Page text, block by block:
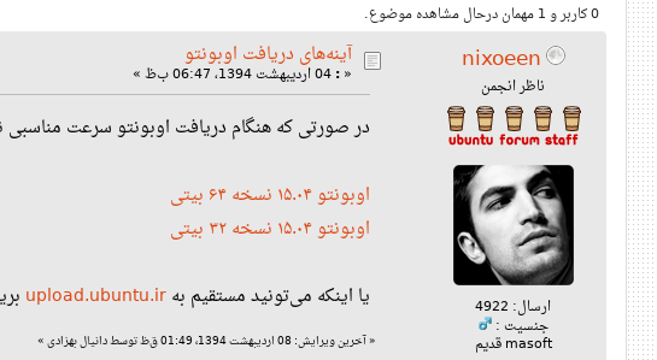
0 کاربر و 1 مهمان درحال مشاهده موضوع.
nixoeen
ناظر انجمن
ارسال: 4922
جنسیت :
masoft قدیم
آینه‌‌های دریافت اوبونتو
«
:
در صورتی که هنگام دریافت اوبونتو سرعت مناسبی
اوبونتو ۱۵.۰۴ نسخه ۶۴ بیتی
اوبونتو ۱۵.۰۴ نسخه ۳۲ بیتی
یا اینکه می‌تونید مستقیم بهupload.ubuntu.ir
«آخرین ویرایش: 08 اردیبهشت 1394، 01:49 ق‌ظ توسط دانیال بهزادی »